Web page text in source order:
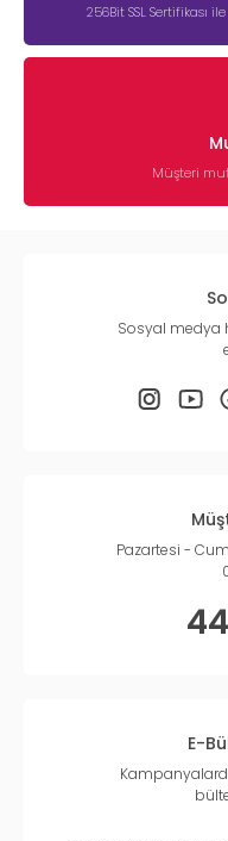
256Bit SSL Sertifikası
Müşteri
Sosyal medya
Pazartesi -
E-